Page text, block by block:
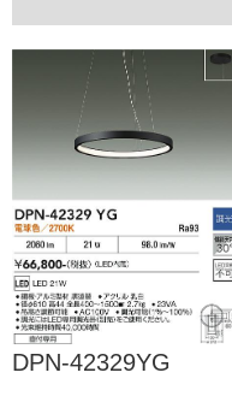
DPN-42329YG